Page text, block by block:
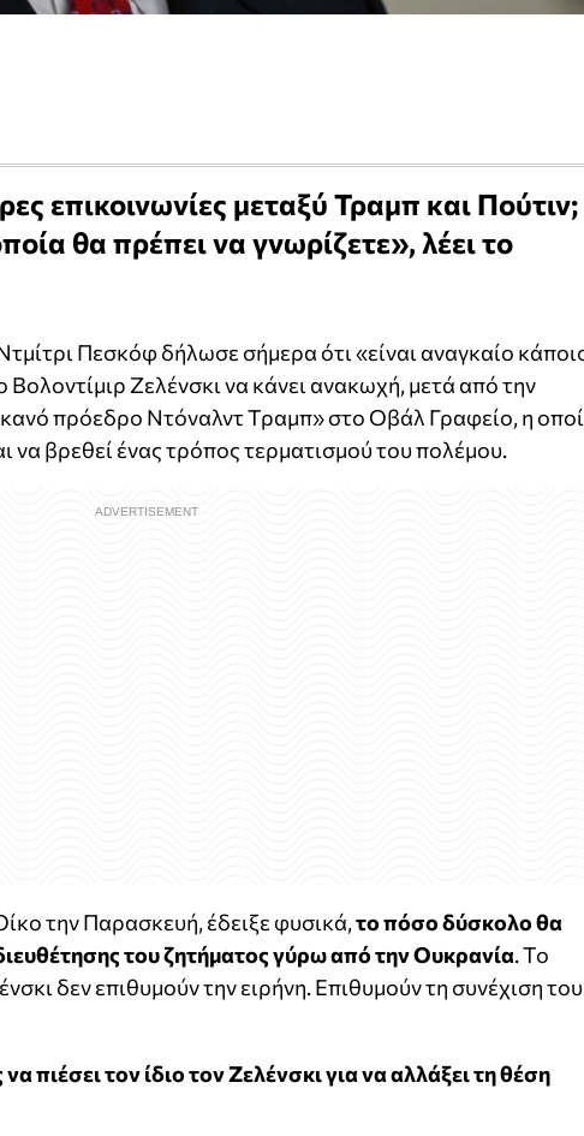
επικοινωνίες μεταξύ Τραμπ και Πούτιν;
θα πρέπει να γνωρίζετε», λέει το
Πεσκόφ δήλωσε σήμερα ότι «είναι αναγκαίο
Ζελένσκι να κάνει ανακωχή, μετά από την
πρόεδρο Ντόναλντ Τραμπ» στο Οβάλ Γραφείο, η
να βρεθεί ένας τρόπος τερματισμού του πολέμου.
την Παρασκευή, έδειξε φυσικά,το πόσο δύσκολο θα
διευθέτησης του ζητήματος γύρω από την Ουκρανία. Το
δεν επιθυμούν την ειρήνη. Επιθυμούν τη συνέχιση του
πιέσει τον ίδιο τον Ζελένσκι για να αλλάξει τη θέση